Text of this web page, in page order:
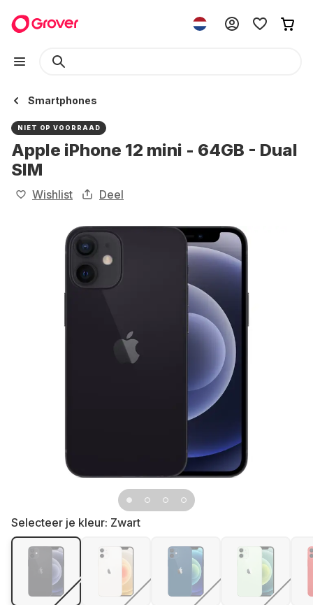
Smartphones
NIET OP VOORRAAD
Apple iPhone 12 mini - 64GB - Dual
SIM
Wishlist Deel
Selecteer je kleur: Zwart